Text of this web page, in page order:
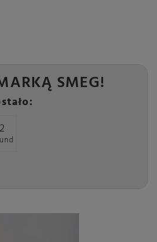
SMEG!